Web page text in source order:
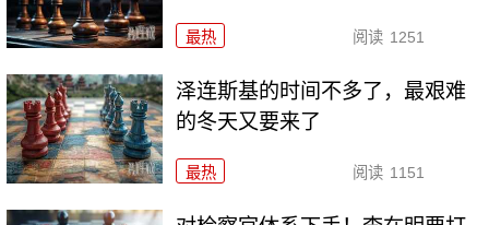
最热 阅读 1251
泽连斯基的时间不多了，最艰难
的冬天又要来了
最热 阅读 1151